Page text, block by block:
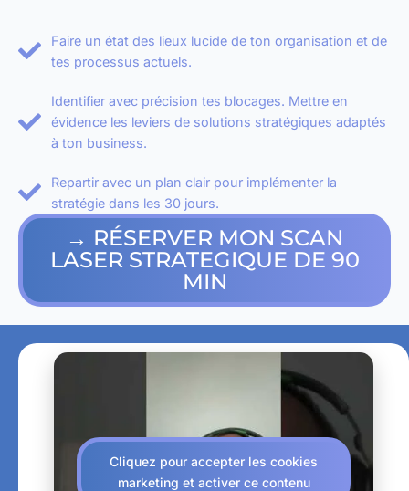
Faire un état des lieux lucide de ton organisation et de
tes processus actuels.
Identifier avec précision tes blocages. Mettre en
évidence les leviers de solutions stratégiques adaptés
à ton business.
Repartir avec un plan clair pour implémenter la
stratégie dans les 30 jours.
→ RÉSERVER MON SCAN
LASER STRATEGIQUE DE 90
MIN
Cliquez pour accepter les cookies
marketing et activer ce contenu